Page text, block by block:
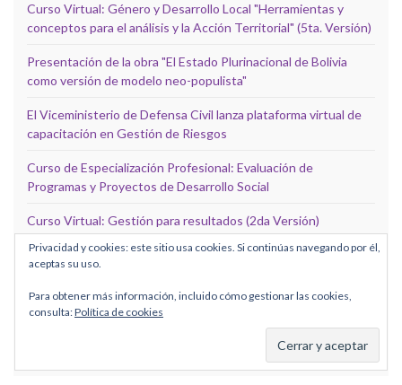
Curso Virtual: Género y Desarrollo Local "Herramientas y
conceptos para el análisis y la Acción Territorial" (5ta. Versión)
Presentación de la obra "El Estado Plurinacional de Bolivia
como versión de modelo neo-populista"
El Viceministerio de Defensa Civil lanza plataforma virtual de
capacitación en Gestión de Riesgos
Curso de Especialización Profesional: Evaluación de
Programas y Proyectos de Desarrollo Social
Curso Virtual: Gestión para resultados (2da Versión)
Postgrado Iberoamericano en Gestión y Revitalización de la
Ciudad, el Paisaje y el Territorio
Curso Presencial: Técnicas y herramientas participativas para
la incidencia en políticas públicas y la toma de decisiones (3ra
Privacidad y cookies: este sitio usa cookies. Si continúas navegando por él,
aceptas su uso.
Para obtener más información, incluido cómo gestionar las cookies,
consulta:Política de cookies